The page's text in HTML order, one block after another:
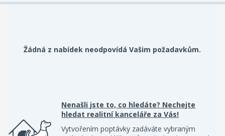
Žádná z nabídek neodpovídá Vašim požadavkům.
Nenašli jste to, co hledáte? Nechejte
hledat realitní kanceláře za Vás!
Vytvořením poptávky zadáváte vybraným